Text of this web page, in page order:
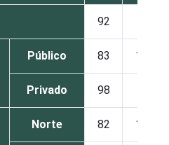
92
Público 83 15
Privado 98
Norte 82 18